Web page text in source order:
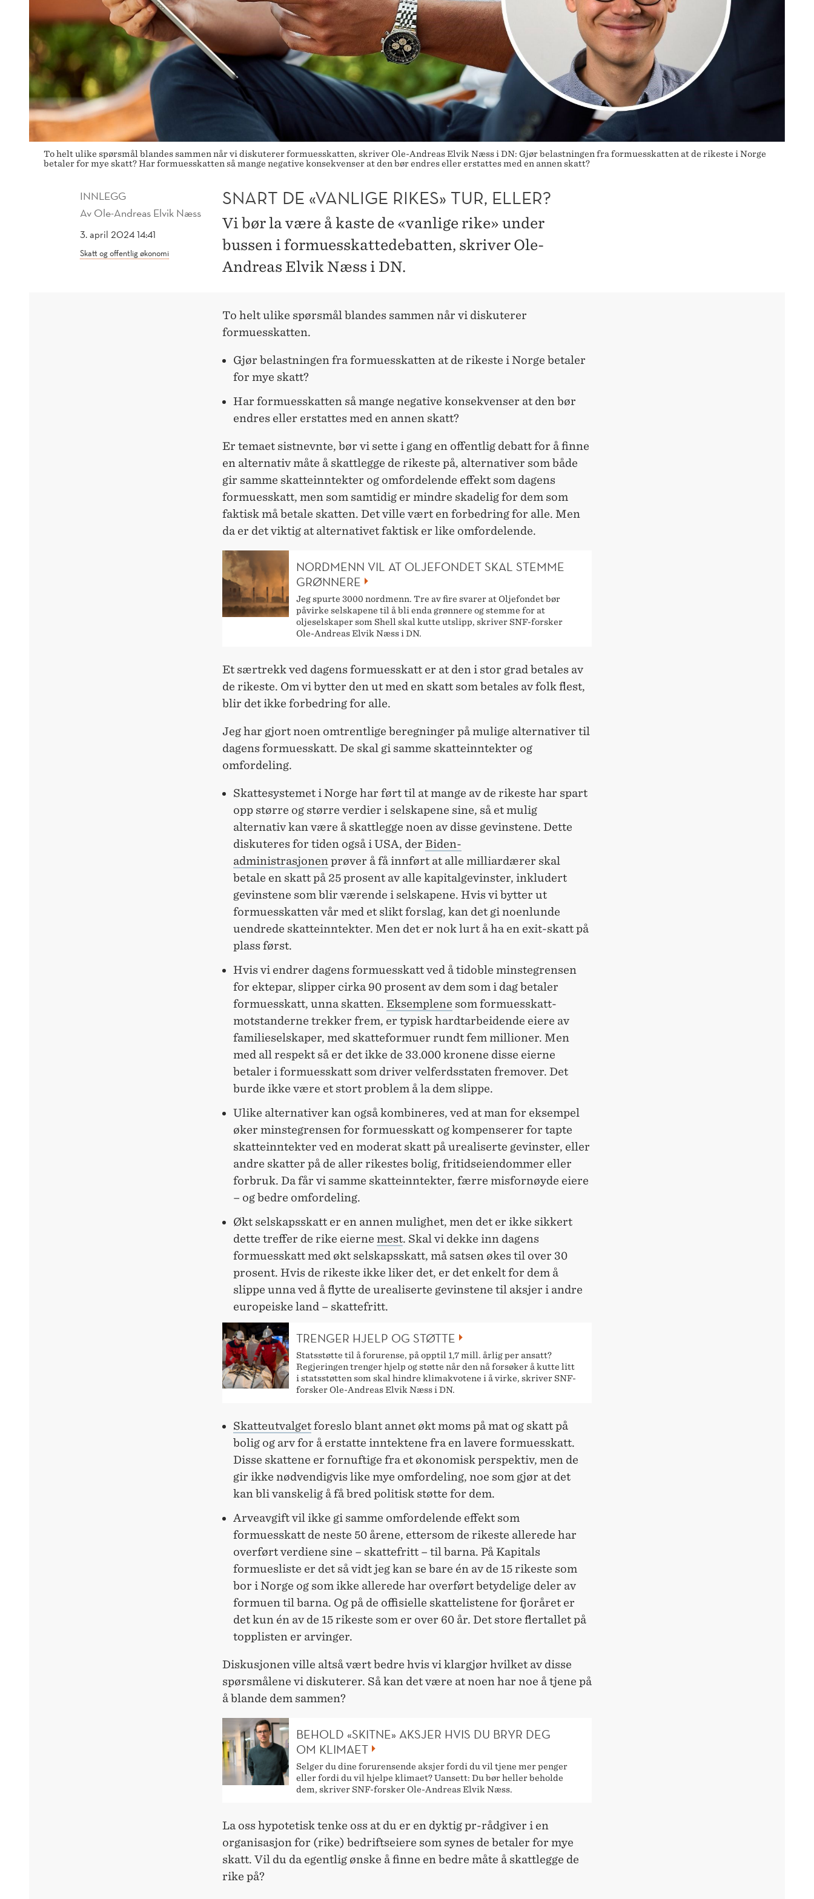
To helt ulike spørsmål blandes sammen når vi diskuterer formuesskatten, skriver Ole-Andreas Elvik Næss i DN: Gjør belastningen fra formuesskatten at de rikeste i Norge
betaler for mye skatt? Har formuesskatten så mange negative konsekvenser at den bør endres eller erstattes med en annen skatt?
INNLEGG
Av Ole-Andreas Elvik Næss
3. april 2024 14:41
Skatt og offentlig økonomi
SNART DE «VANLIGE RIKES» TUR, ELLER?
Vi bør la være å kaste de «vanlige rike» under
bussen i formuesskattedebatten, skriver Ole-
Andreas Elvik Næss i DN.
To helt ulike spørsmål blandes sammen når vi diskuterer
formuesskatten.
Gjør belastningen fra formuesskatten at de rikeste i Norge betaler
for mye skatt?
Har formuesskatten så mange negative konsekvenser at den bør
endres eller erstattes med en annen skatt?
Er temaet sistnevnte, bør vi sette i gang en offentlig debatt for å finne
en alternativ måte å skattlegge de rikeste på, alternativer som både
gir samme skatteinntekter og omfordelende effekt som dagens
formuesskatt, men som samtidig er mindre skadelig for dem som
faktisk må betale skatten. Det ville vært en forbedring for alle. Men
da er det viktig at alternativet faktisk er like omfordelende.
NORDMENN VIL AT OLJEFONDET SKAL STEMME
GRØNNERE
Jeg spurte 3000 nordmenn. Tre av fire svarer at Oljefondet bør
påvirke selskapene til å bli enda grønnere og stemme for at
oljeselskaper som Shell skal kutte utslipp, skriver SNF-forsker
Ole-Andreas Elvik Næss i DN.
Et særtrekk ved dagens formuesskatt er at den i stor grad betales av
de rikeste. Om vi bytter den ut med en skatt som betales av folk flest,
blir det ikke forbedring for alle.
Jeg har gjort noen omtrentlige beregninger på mulige alternativer til
dagens formuesskatt. De skal gi samme skatteinntekter og
omfordeling.
Skattesystemet i Norge har ført til at mange av de rikeste har spart
opp større og større verdier i selskapene sine, så et mulig
alternativ kan være å skattlegge noen av disse gevinstene. Dette
diskuteres for tiden også i USA, der Biden-
administrasjonen prøver å få innført at alle milliardærer skal
betale en skatt på 25 prosent av alle kapitalgevinster, inkludert
gevinstene som blir værende i selskapene. Hvis vi bytter ut
formuesskatten vår med et slikt forslag, kan det gi noenlunde
uendrede skatteinntekter. Men det er nok lurt å ha en exit-skatt på
plass først.
Hvis vi endrer dagens formuesskatt ved å tidoble minstegrensen
for ektepar, slipper cirka 90 prosent av dem som i dag betaler
formuesskatt, unna skatten. Eksemplene som formuesskatt-
motstanderne trekker frem, er typisk hardtarbeidende eiere av
familieselskaper, med skatteformuer rundt fem millioner. Men
med all respekt så er det ikke de 33.000 kronene disse eierne
betaler i formuesskatt som driver velferdsstaten fremover. Det
burde ikke være et stort problem å la dem slippe.
Ulike alternativer kan også kombineres, ved at man for eksempel
øker minstegrensen for formuesskatt og kompenserer for tapte
skatteinntekter ved en moderat skatt på urealiserte gevinster, eller
andre skatter på de aller rikestes bolig, fritidseiendommer eller
forbruk. Da får vi samme skatteinntekter, færre misfornøyde eiere
– og bedre omfordeling.
Økt selskapsskatt er en annen mulighet, men det er ikke sikkert
dette treffer de rike eierne mest. Skal vi dekke inn dagens
formuesskatt med økt selskapsskatt, må satsen økes til over 30
prosent. Hvis de rikeste ikke liker det, er det enkelt for dem å
slippe unna ved å flytte de urealiserte gevinstene til aksjer i andre
europeiske land – skattefritt.
TRENGER HJELP OG STØTTE
Statsstøtte til å forurense, på opptil 1,7 mill. årlig per ansatt?
Regjeringen trenger hjelp og støtte når den nå forsøker å kutte litt
i statsstøtten som skal hindre klimakvotene i å virke, skriver SNF-
forsker Ole-Andreas Elvik Næss i DN.
Skatteutvalgetforeslo blant annet økt moms på mat og skatt på
bolig og arv for å erstatte inntektene fra en lavere formuesskatt.
Disse skattene er fornuftige fra et økonomisk perspektiv, men de
gir ikke nødvendigvis like mye omfordeling, noe som gjør at det
kan bli vanskelig å få bred politisk støtte for dem.
Arveavgift vil ikke gi samme omfordelende effekt som
formuesskatt de neste 50 årene, ettersom de rikeste allerede har
overført verdiene sine – skattefritt – til barna. På Kapitals
formuesliste er det så vidt jeg kan se bare én av de 15 rikeste som
bor i Norge og som ikke allerede har overført betydelige deler av
formuen til barna. Og på de offisielle skattelistene for fjoråret er
det kun én av de 15 rikeste som er over 60 år. Det store flertallet på
topplisten er arvinger.
Diskusjonen ville altså vært bedre hvis vi klargjør hvilket av disse
spørsmålene vi diskuterer. Så kan det være at noen har noe å tjene på
å blande dem sammen?
BEHOLD «SKITNE» AKSJER HVIS DU BRYR DEG
OM KLIMAET
Selger du dine forurensende aksjer fordi du vil tjene mer penger
eller fordi du vil hjelpe klimaet? Uansett: Du bør heller beholde
dem, skriver SNF-forsker Ole-Andreas Elvik Næss.
La oss hypotetisk tenke oss at du er en dyktig pr-rådgiver i en
organisasjon for (rike) bedriftseiere som synes de betaler for mye
skatt. Vil du da egentlig ønske å finne en bedre måte å skattlegge de
rike på?